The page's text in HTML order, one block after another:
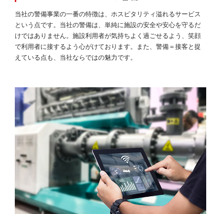
当社の警備事業の一番の特徴は、ホスピタリティ溢れるサービス
という点です。当社の警備は、単純に施設の安全や安心を守るだ
けではありません。施設利用者が気持ちよく過ごせるよう、笑顔
で利用者に接するよう心がけております。また、警備＝接客と捉
えている点も、当社ならではの魅力です。